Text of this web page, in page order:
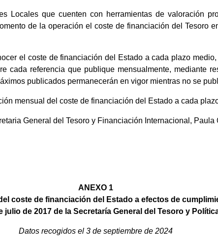
Locales que cuenten con herramientas de valoración
de la operación el coste de financiación del Tesoro
el coste de financiación del Estado a cada plazo
cada referencia que publique mensualmente, mediante
publicados permanecerán en vigor mientras no se
mensual del coste de financiación del Estado a cada
General del Tesoro y Financiación Internacional, Paula
ANEXO 1
coste de financiación del Estado a efectos de
julio de 2017 de la Secretaría General del Tesoro y
Datos recogidos el 3 de septiembre de 2024